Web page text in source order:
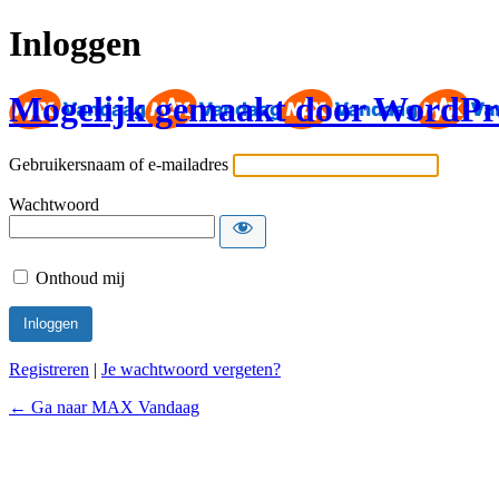
Inloggen
Mogelijk gemaakt door
Gebruikersnaam of e-mailadres
Wachtwoord
Onthoud mij
Registreren | Je wachtwoord vergeten?
← Ga naar MAX Vandaag